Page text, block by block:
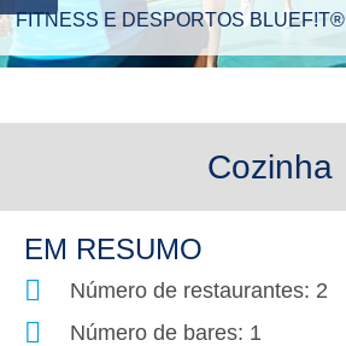
FITNESS E DESPORTOS BLUEF!T®
Cozinha
EM RESUMO
Número de restaurantes: 2
Número de bares: 1